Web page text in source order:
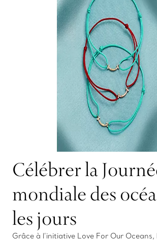
Célébrer la
mondiale des
les jours
Grâce à l’initiative Love For Our